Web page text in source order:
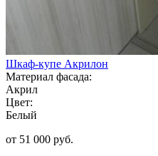
Шкаф-купе Акрилон
Материал фасада:
Акрил
Цвет:
Белый
от 51 000 руб.